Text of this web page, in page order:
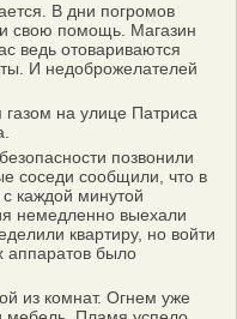
В дни погромов
свою помощь. Магазин
ведь отовариваются
И недоброжелателей
на улице Патриса
позвонили
соседи сообщили, что в
с каждой минутой
немедленно выехали
квартиру, но войти
аппаратов было
из комнат. Огнем уже